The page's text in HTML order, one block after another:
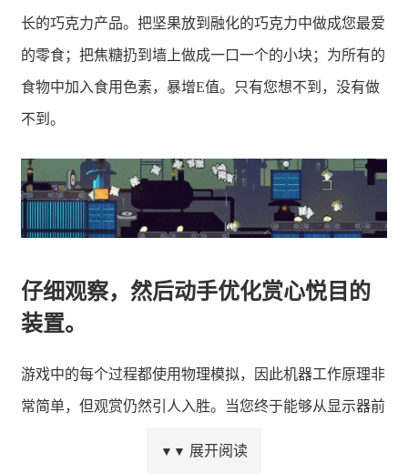
长的巧克力产品。把坚果放到融化的巧克力中做成您最爱
的零食；把焦糖扔到墙上做成一口一个的小块；为所有的
食物中加入食用色素，暴增E值。只有您想不到，没有做
不到。
仔细观察，然后动手优化赏心悦目的
装置。
游戏中的每个过程都使用物理模拟，因此机器工作原理非
常简单，但观赏仍然引人入胜。当您终于能够从显示器前
▼▼ 展开阅读